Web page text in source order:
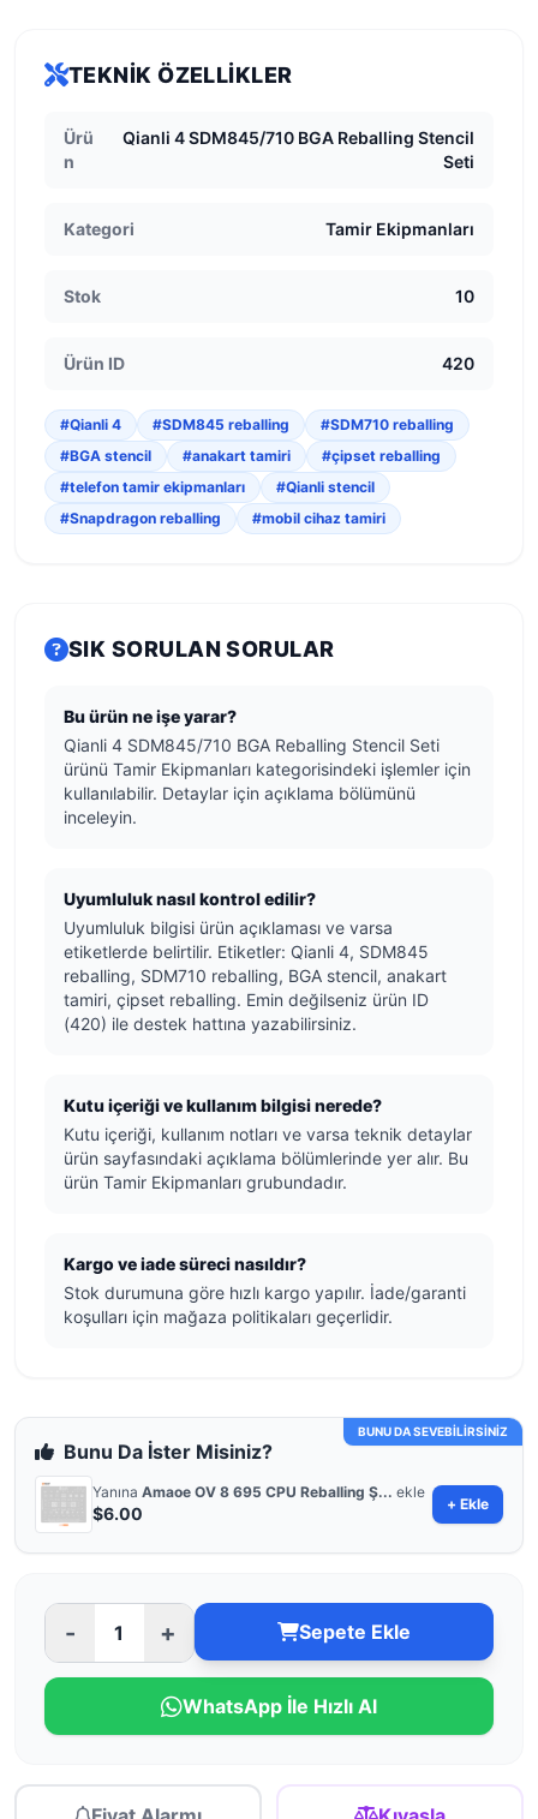
TEKNIK ÖZELLIKLER
Ürü
n
Qianli 4 SDM845/710 BGA Reballing Stencil
Seti
Kategori Tamir Ekipmanları
Stok 10
Ürün ID 420
#Qianli 4 #SDM845 reballing
#SDM710 reballing
#BGA stencil
#anakart tamiri
#çipset reballing
#telefon tamir ekipmanları
#Qianli stencil
#Snapdragon reballing
#mobil cihaz tamiri
SIK SORULAN SORULAR
Bu ürün ne işe yarar?
Qianli 4 SDM845/710 BGA Reballing Stencil Seti
ürünü Tamir Ekipmanları kategorisindeki işlemler için
kullanılabilir. Detaylar için açıklama bölümünü
inceleyin.
Uyumluluk nasıl kontrol edilir?
Uyumluluk bilgisi ürün açıklaması ve varsa
etiketlerde belirtilir. Etiketler: Qianli 4, SDM845
reballing, SDM710 reballing, BGA stencil, anakart
tamiri, çipset reballing. Emin değilseniz ürün ID
(420) ile destek hattına yazabilirsiniz.
Kutu içeriği ve kullanım bilgisi nerede?
Kutu içeriği, kullanım notları ve varsa teknik detaylar
ürün sayfasındaki açıklama bölümlerinde yer alır. Bu
ürün Tamir Ekipmanları grubundadır.
Kargo ve iade süreci nasıldır?
Stok durumuna göre hızlı kargo yapılır. İade/garanti
koşulları için mağaza politikaları geçerlidir.
BUNU DA SEVEBİLİRSİNİZ
Bunu Da İster Misiniz?
Yanına Amaoe OV 8 695 CPU Reballing Ş... ekle
$6.00 + Ekle
- + Sepete Ekle
WhatsApp İle Hızlı Al